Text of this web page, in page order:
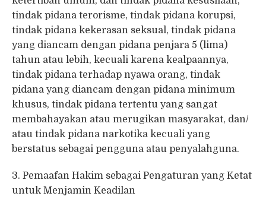
tindak pidana terorisme, tindak pidana korupsi,
tindak pidana kekerasan seksual, tindak pidana
yang diancam dengan pidana penjara 5 (lima)
tahun atau lebih, kecuali karena kealpaannya,
tindak pidana terhadap nyawa orang, tindak
pidana yang diancam dengan pidana minimum
khusus, tindak pidana tertentu yang sangat
membahayakan atau merugikan masyarakat, dan/
atau tindak pidana narkotika kecuali yang
berstatus sebagai pengguna atau penyalahguna.
3. Pemaafan Hakim sebagai Pengaturan yang Ketat
untuk Menjamin Keadilan